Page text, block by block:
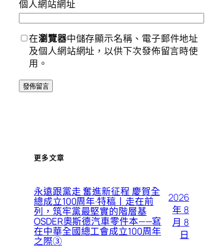
個人網站網址
在瀏覽器中儲存顯示名稱、電子郵件地址
及個人網站網址，以供下次發佈留言時使
用。
更多文章
永遠跟黨走 奮進新征程 慶賀全
總成立100周年·特稿丨走在前
列，筑牢黨最堅實的階層基
OSDER奧斯德汽車零件本——寫
在中華全國總工會成立100周年
之際③
2026
年 8
月 8
日